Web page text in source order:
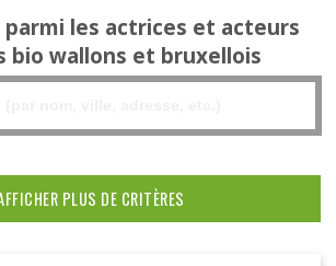
parmi les actrices et acteurs
bio wallons et bruxellois
PLUS DE CRITÈRES